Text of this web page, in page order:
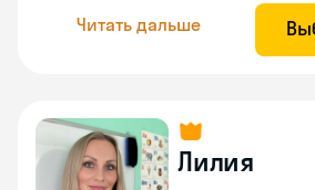
Читать дальше
Лилия